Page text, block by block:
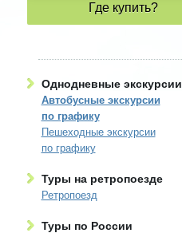
Где купить?
Однодневные экскурсии
Автобусные экскурсии
по графику
Пешеходные экскурсии
по графику
Туры на ретропоезде
Ретропоезд
Туры по России